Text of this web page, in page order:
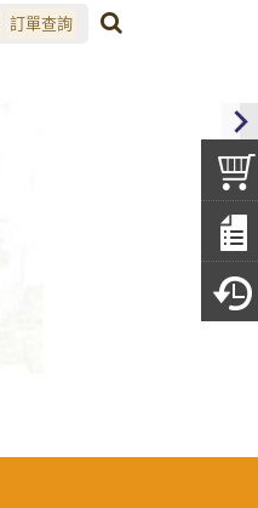
訂單查詢